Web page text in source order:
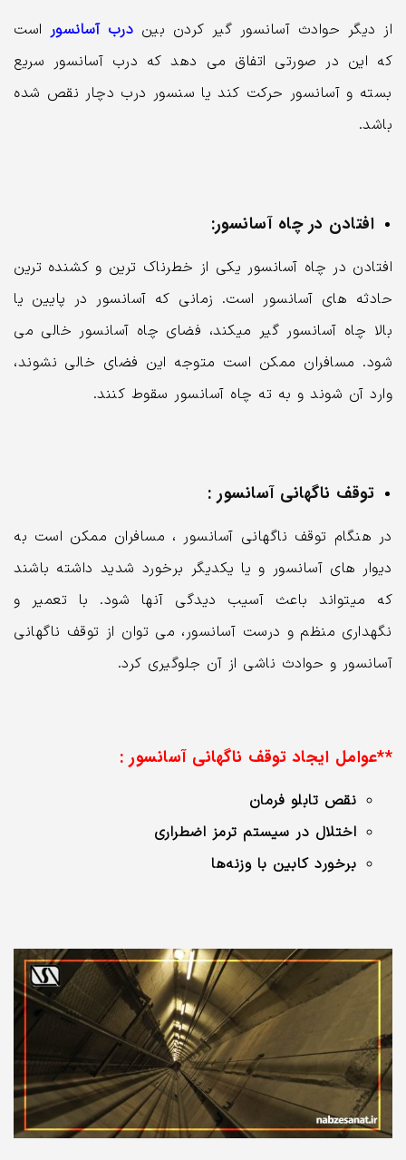
از دیگر حوادث آسانسور گیر کردن بین درب آسانسور است
که این در صورتی اتفاق می دهد که درب آسانسور سریع
بسته و آسانسور حرکت کند یا سنسور درب دچار نقص شده
باشد.
افتادن در چاه آسانسور:
افتادن در چاه آسانسور یکی از خطرناک ترین و کشنده ترین
حادثه های آسانسور است. زمانی که آسانسور در پایین یا
بالا چاه آسانسور گیر میکند، فضای چاه آسانسور خالی می
شود. مسافران ممکن است متوجه این فضای خالی نشوند،
وارد آن شوند و به ته چاه آسانسور سقوط کنند.
توقف ناگهانی آسانسور :
در هنگام توقف ناگهانی آسانسور ، مسافران ممکن است به
دیوار های آسانسور و یا یکدیگر برخورد شدید داشته باشند
که میتواند باعث آسیب دیدگی آنها شود. با تعمیر و
نگهداری منظم و درست آسانسور، می توان از توقف ناگهانی
آسانسور و حوادث ناشی از آن جلوگیری کرد.
**عوامل ایجاد توقف ناگهانی آسانسور :
نقص تابلو فرمان
اختلال در سیستم ترمز اضطراری
برخورد کابین با وزنه‌ها